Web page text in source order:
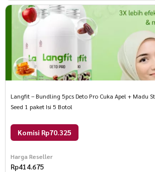
Langfit – Bundling 5pcs Deto Pro Cuka Apel + Madu
Seed 1 paket Isi 5 Botol
Komisi Rp70.325
Harga Reseller
Rp414.675